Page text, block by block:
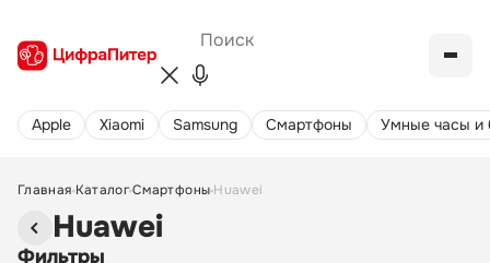
Apple Xiaomi Samsung Cмартфоны Умные часы и
Главная КаталогСмартфоны Huawei
Huawei
Фильтры